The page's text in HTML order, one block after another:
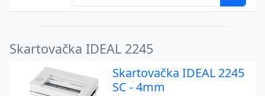
Skartovačka IDEAL 2245
Skartovačka IDEAL 2245
SC - 4mm